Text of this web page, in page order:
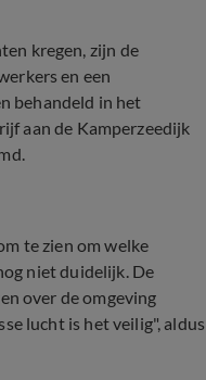
kregen, zijn de
en een
behandeld in het
aan de Kamperzeedijk
te zien om welke
niet duidelijk. De
over de omgeving
lucht is het veilig", aldus